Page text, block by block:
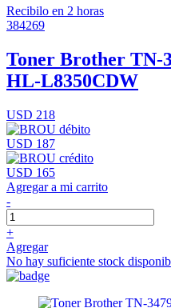
Recibilo en 2 horas
384269
Toner Brother TN-
HL-L8350CDW
USD 218
USD 187
USD 165
Agregar a mi carrito
-
+
Agregar
No hay suficiente stock